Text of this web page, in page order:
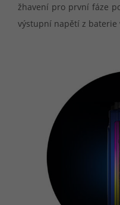
žhavení pro první fáze
výstupní napětí z baterie